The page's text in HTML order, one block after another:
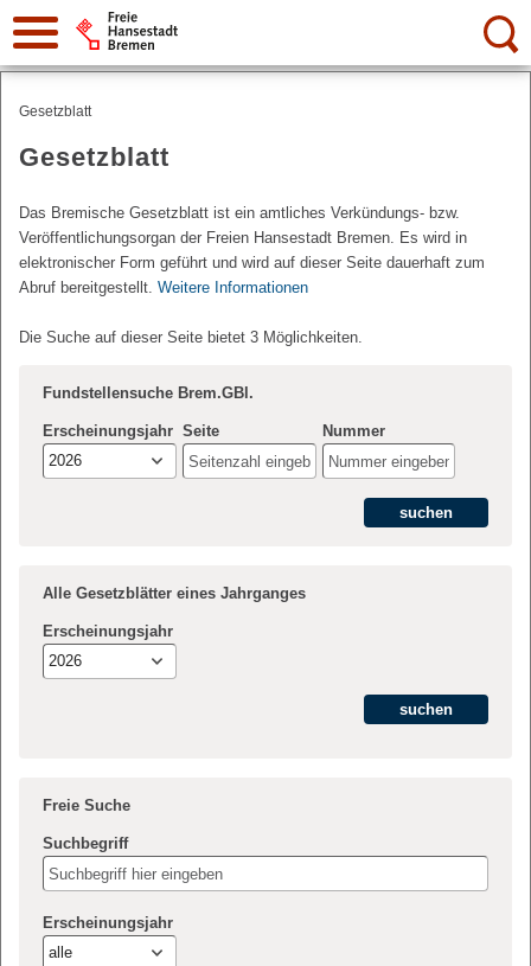
Suche:
Gesetzblatt
Gesetzblatt
Das Bremische Gesetzblatt ist ein amtliches Verkündungs- bzw.
Veröffentlichungsorgan der Freien Hansestadt Bremen. Es wird in
elektronischer Form geführt und wird auf dieser Seite dauerhaft zum
Abruf bereitgestellt. Weitere Informationen
Die Suche auf dieser Seite bietet 3 Möglichkeiten.
Fundstellensuche Brem.GBl.
Erscheinungsjahr
2026
Seite Nummer
Alle Gesetzblätter eines Jahrganges
Erscheinungsjahr
2026
Freie Suche
Suchbegriff
Erscheinungsjahr
alle